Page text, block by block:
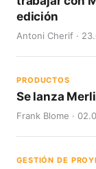
edición
Antoni Cherif ·
PRODUCTOS
Se lanza
Frank Blome ·
GESTIÓN DE